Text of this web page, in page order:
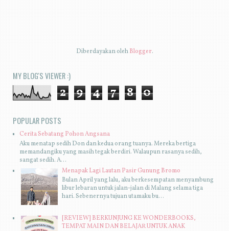
Diberdayakan olehBlogger.
MY BLOG'S VIEWER :)
2 9 4 7 8 0
POPULAR POSTS
Cerita Sebatang Pohon Angsana
Aku menatap sedih Don dan kedua orang tuanya. Mereka bertiga
memandangiku yang masih tegak berdiri. Walaupun rasanya sedih,
sangat sedih. A...
Menapak Lagi Lautan Pasir Gunung Bromo
Bulan April yang lalu, aku berkesempatan menyambung
libur lebaran untuk jalan-jalan di Malang selama tiga
hari. Sebenernya tujuan utamaku bu...
[REVIEW] BERKUNJUNG KE WONDERBOOKS,
TEMPAT MAIN DAN BELAJAR UNTUK ANAK